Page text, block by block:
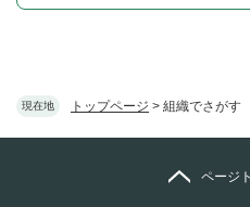
現在地 トップページ > 組織でさがす
ページ